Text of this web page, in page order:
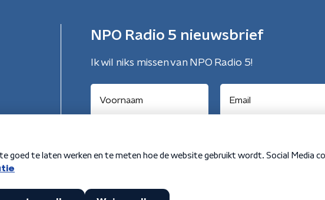
NPO Radio 5 nieuwsbrief
Ik wil niks missen van NPO Radio 5!